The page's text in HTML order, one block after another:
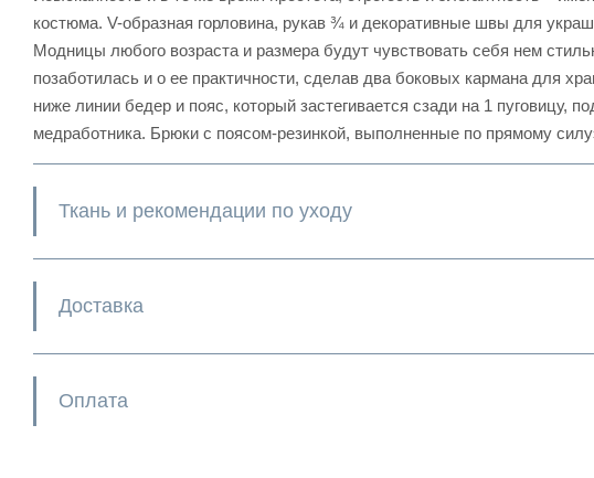
костюма. V-образная горловина, рукав ¾ и декоративные швы для
Модницы любого возраста и размера будут чувствовать себя нем
позаботилась и о ее практичности, сделав два боковых кармана для
ниже линии бедер и пояс, который застегивается сзади на 1 пуговицу,
медработника. Брюки с поясом-резинкой, выполненные по прямому
Ткань и рекомендации по уходу
Доставка
Оплата